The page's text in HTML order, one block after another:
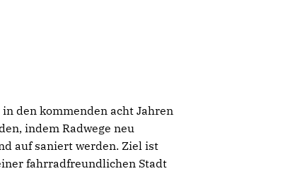
den kommenden acht Jahren
indem Radwege neu
auf saniert werden. Ziel ist
fahrradfreundlichen Stadt